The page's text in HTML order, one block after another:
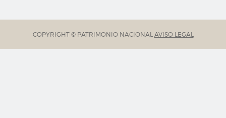
COPYRIGHT © PATRIMONIO NACIONAL AVISO LEGAL